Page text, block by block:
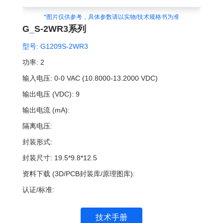
*图片仅供参考，具体参数请以实物/技术规格书为准
G_S-2WR3系列
型号: G1209S-2WR3
功率: 2
输入电压: 0-0 VAC (10.8000-13.2000 VDC)
输出电压 (VDC): 9
输出电流 (mA):
隔离电压:
封装形式:
封装尺寸: 19.5*9.8*12.5
资料下载 (3D/PCB封装库/原理图库):
认证/标准:
技术手册